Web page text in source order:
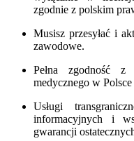
zgodnie z polskim
Musisz przesyłać i
zawodowe.
Pełna zgodność
medycznego w
Usługi
informacyjnych i
gwarancji